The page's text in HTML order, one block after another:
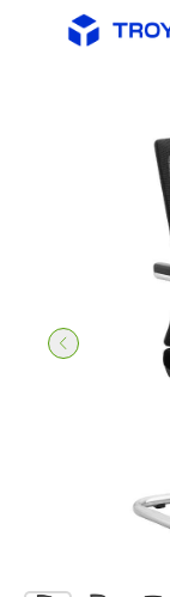
Главная / Офисная